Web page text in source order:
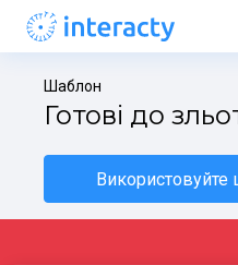
Шаблон
Готові до